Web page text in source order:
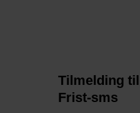
Tilmelding
Frist-sms